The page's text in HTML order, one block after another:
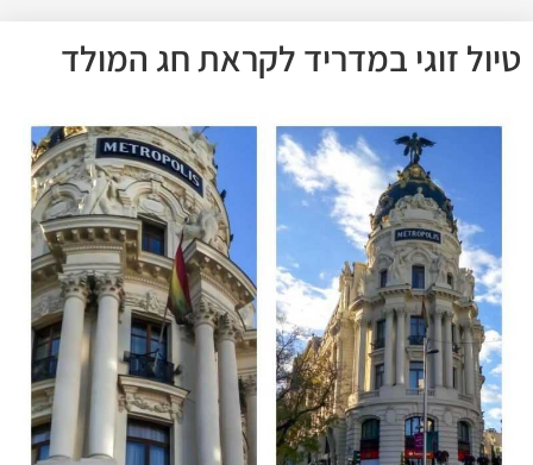
טיול זוגי במדריד לקראת חג המולד